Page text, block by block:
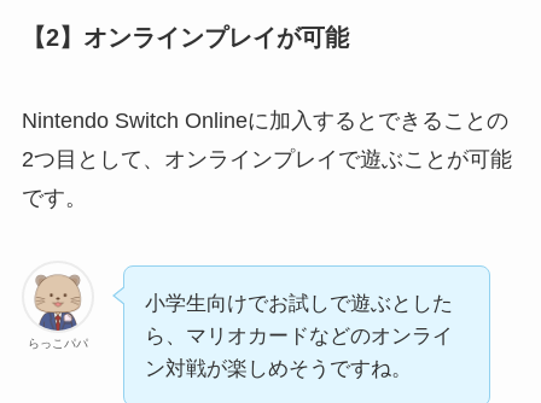
【2】オンラインプレイが可能
Nintendo Switch Onlineに加入するとできることの
2つ目として、オンラインプレイで遊ぶことが可能
です。
らっこパパ
小学生向けでお試しで遊ぶとした
ら、マリオカードなどのオンライ
ン対戦が楽しめそうですね。